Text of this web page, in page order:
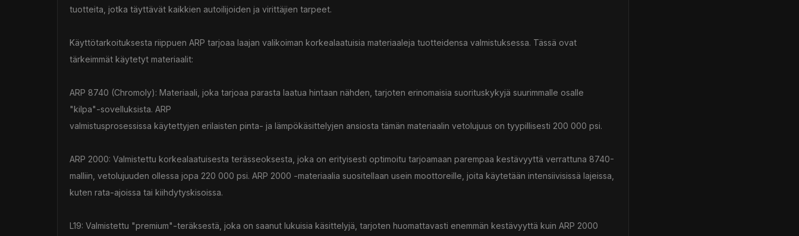
tuotteita, jotka täyttävät kaikkien autoilijoiden ja virittäjien tarpeet.
Käyttötarkoituksesta riippuen ARP tarjoaa laajan valikoiman korkealaatuisia materiaaleja tuotteidensa valmistuksessa. Tässä ovat
tärkeimmät käytetyt materiaalit:
ARP 8740 (Chromoly): Materiaali, joka tarjoaa parasta laatua hintaan nähden, tarjoten erinomaisia suorituskykyjä suurimmalle osalle
"kilpa"-sovelluksista. ARP
valmistusprosessissa käytettyjen erilaisten pinta- ja lämpökäsittelyjen ansiosta tämän materiaalin vetolujuus on tyypillisesti 200 000 psi.
ARP 2000: Valmistettu korkealaatuisesta terässeoksesta, joka on erityisesti optimoitu tarjoamaan parempaa kestävyyttä verrattuna 8740-
malliin, vetolujuuden ollessa jopa 220 000 psi. ARP 2000 -materiaalia suositellaan usein moottoreille, joita käytetään intensiivisissä lajeissa,
kuten rata-ajoissa tai kiihdytyskisoissa.
L19: Valmistettu "premium"-teräksestä, joka on saanut lukuisia käsittelyjä, tarjoten huomattavasti enemmän kestävyyttä kuin ARP 2000